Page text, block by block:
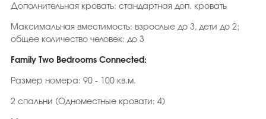
Дополнительная кровать: стандартная доп. кровать
Максимальная вместимость: взрослые до 3, дети до 2;
общее количество человек: до 3
Family Two Bedrooms Connected:
Размер номера: 90 - 100 кв.м.
2 спальни (Одноместные кровати: 4)